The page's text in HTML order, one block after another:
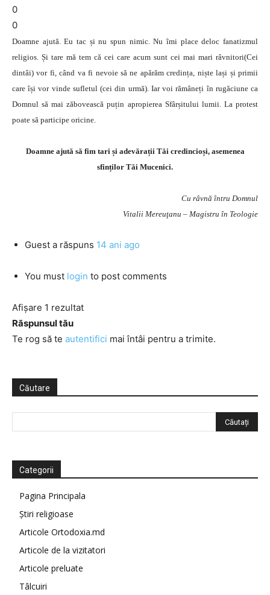
0
0
Doamne ajută. Eu tac și nu spun nimic. Nu îmi place deloc fanatizmul
religios. Și tare mă tem că cei care acum sunt cei mai mari râvnitori(Cei
dintâi) vor fi, când va fi nevoie să ne apărăm credința, niște lași și primii
care își vor vinde sufletul (cei din urmă). Iar voi rămâneți în rugăciune ca
Domnul să mai zăbovească puțin apropierea Sfârșitului lumii. La protest
poate să participe oricine.
Doamne ajută să fim tari și adevărații Tăi credincioși, asemenea
sfinților Tăi Mucenici.
Cu râvnă întru Domnul
Vitalii Mereuţanu – Magistru în Teologie
Guest a răspuns 14 ani ago
You must login to post comments
Afișare 1 rezultat
Răspunsul tău
Te rog să te autentifici mai întâi pentru a trimite.
Căutare
Categorii
Pagina Principala
Știri religioase
Articole Ortodoxia.md
Articole de la vizitatori
Articole preluate
Tâlcuiri